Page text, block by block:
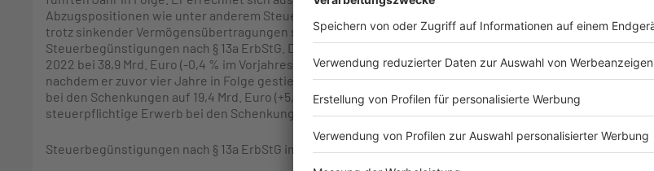
Abzugspositionen wie unter anderem Steuerbegünstigungen und Freibeträgen. Ein Grund für den Anstieg
trotz sinkender Vermögensübertragungen sind die im Vorjahresvergleich gesunkenen
Steuerbegünstigungen nach § 13a ErbStG. Der steuerpflichtige Erwerb lag bei den Erbschaften im Jahr
2022 bei 38,9 Mrd. Euro (-0,4 % im Vorjahresvergleich). Damit wurde fast der Wert vom Vorjahr erreicht,
nachdem er zuvor vier Jahre in Folge gestiegen war. Hingegen erhöhte sich der steuerpflichtige Erwerb
bei den Schenkungen auf 19,4 Mrd. Euro (+5,2 % im Vorjahresvergleich). Damit erhöhte sich der
steuerpflichtige Erwerb bei den Schenkungen zum vierten Mal in Folge.
Steuerbegünstigungen nach § 13a ErbStG im Vorjahresvergleich gesunken